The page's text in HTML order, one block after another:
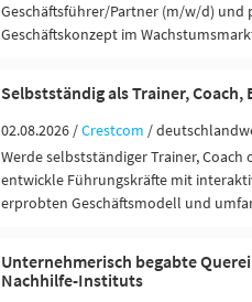
Geschäftsführer/Partner (m/w/d)
Geschäftskonzept im
Selbstständig als Trainer,
02.08.2026 /Crestcom /
Werde selbstständiger Trainer,
entwickle Führungskräfte mit
erprobten Geschäftsmodell und
Unternehmerisch begabte
Nachhilfe-Instituts